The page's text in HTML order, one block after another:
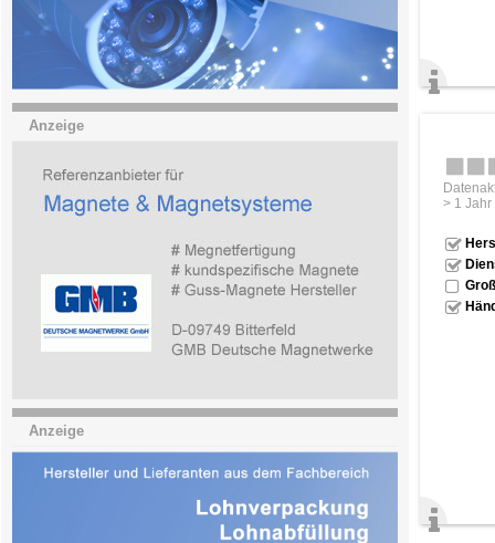
Anzeige
Anzeige
> 1 Jahr